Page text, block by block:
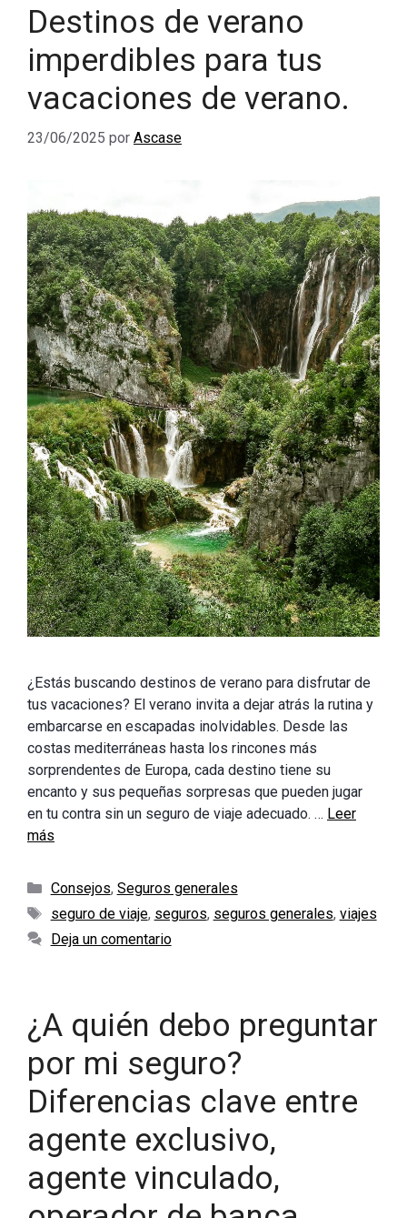
Destinos de verano
imperdibles para tus
vacaciones de verano.
23/06/2025 por Ascase
¿Estás buscando destinos de verano para disfrutar de
tus vacaciones? El verano invita a dejar atrás la rutina y
embarcarse en escapadas inolvidables. Desde las
costas mediterráneas hasta los rincones más
sorprendentes de Europa, cada destino tiene su
encanto y sus pequeñas sorpresas que pueden jugar
en tu contra sin un seguro de viaje adecuado. … Leer
más
Categorías
Consejos, Seguros generales
Etiquetas
seguro de viaje, seguros, seguros generales, viajes
Deja un comentario
¿A quién debo preguntar
por mi seguro?
Diferencias clave entre
agente exclusivo,
agente vinculado,